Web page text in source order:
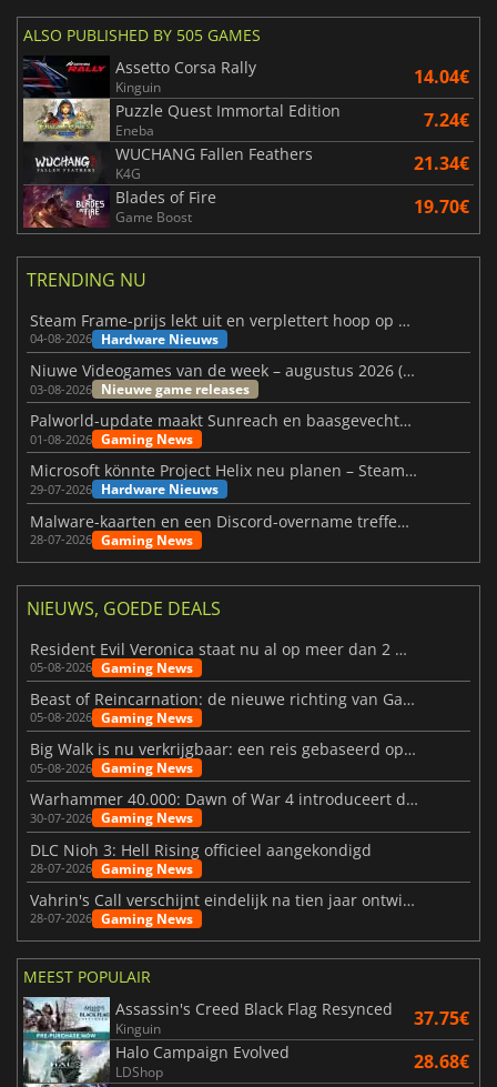
ALSO PUBLISHED BY 505 GAMES
Assetto Corsa Rally
Kinguin 14.04€
Puzzle Quest Immortal Edition
Eneba 7.24€
WUCHANG Fallen Feathers
K4G 21.34€
Blades of Fire
Game Boost 19.70€
TRENDING NU
Steam Frame-prijs lekt uit en verplettert hoop op betaalbare VR
04-08-2026 Hardware Nieuws
Niuwe Videogames van de week – augustus 2026 (week 32)
03-08-2026 Nieuwe game releases
Palworld-update maakt Sunreach en baasgevechten stabieler
01-08-2026 Gaming News
Microsoft könnte Project Helix neu planen – Steam-Support wackelt
29-07-2026 Hardware Nieuws
Malware-kaarten en een Discord-overname treffen Meccha Chameleon
28-07-2026 Gaming News
NIEUWS, GOEDE DEALS
Resident Evil Veronica staat nu al op meer dan 2 miljoen verlanglijstjes
05-08-2026 Gaming News
Beast of Reincarnation: de nieuwe richting van Game Freak
05-08-2026 Gaming News
Big Walk is nu verkrijgbaar: een reis gebaseerd op vriendschap
05-08-2026 Gaming News
Warhammer 40.000: Dawn of War 4 introduceert de Necron-factie
30-07-2026 Gaming News
DLC Nioh 3: Hell Rising officieel aangekondigd
28-07-2026 Gaming News
Vahrin's Call verschijnt eindelijk na tien jaar ontwikkeling
28-07-2026 Gaming News
MEEST POPULAIR
Assassin's Creed Black Flag Resynced
Kinguin 37.75€
Halo Campaign Evolved
LDShop 28.68€